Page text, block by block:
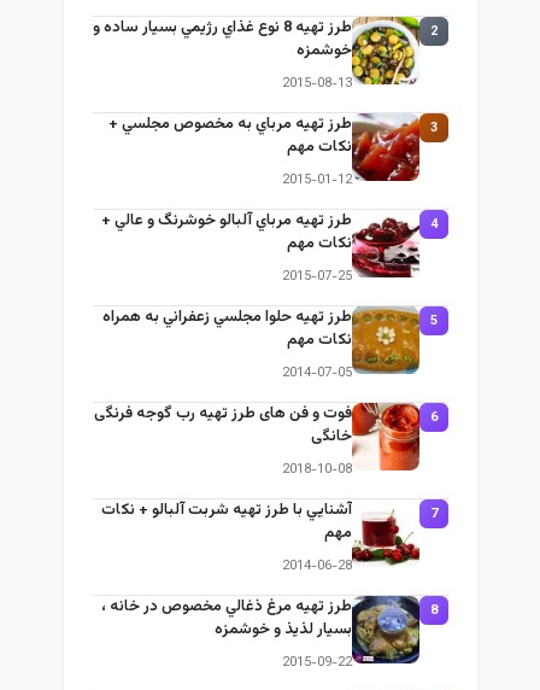
2
طرز تهيه 8 نوع غذاي رژيمي بسيار ساده و
خوشمزه
2015-08-13
3
طرز تهيه مرباي به مخصوص مجلسي +
نكات مهم
2015-01-12
4
طرز تهيه مرباي آلبالو خوشرنگ و عالي +
نكات مهم
2015-07-25
5
طرز تهيه حلوا مجلسي زعفراني به همراه
نكات مهم
2014-07-05
6
فوت و فن های طرز تهیه رب گوجه فرنگی
خانگی
2018-10-08
7
آشنايي با طرز تهيه شربت آلبالو + نكات
مهم
2014-06-28
8
طرز تهيه مرغ ذغالي مخصوص در خانه ،
بسيار لذيذ و خوشمزه
2015-09-22